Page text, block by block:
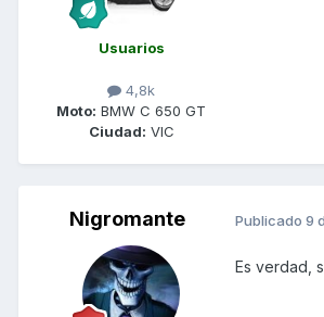
Usuarios
4,8k
Moto: BMW C 650 GT
Ciudad: VIC
Nigromante Publicado 9
Es verdad,